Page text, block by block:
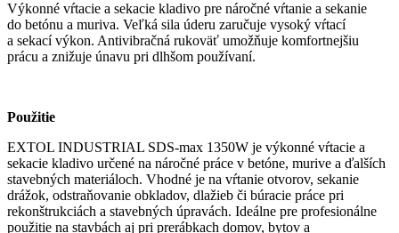
Výkonné vŕtacie a sekacie kladivo pre náročné vŕtanie a sekanie
do betónu a muriva. Veľká sila úderu zaručuje vysoký vŕtací
a sekací výkon. Antivibračná rukoväť umožňuje komfortnejšiu
prácu a znižuje únavu pri dlhšom používaní.
Použitie
EXTOL INDUSTRIAL SDS-max 1350W je výkonné vŕtacie a
sekacie kladivo určené na náročné práce v betóne, murive a ďalších
stavebných materiáloch. Vhodné je na vŕtanie otvorov, sekanie
drážok, odstraňovanie obkladov, dlažieb či búracie práce pri
rekonštrukciách a stavebných úpravách. Ideálne pre profesionálne
použitie na stavbách aj pri prerábkach domov, bytov a